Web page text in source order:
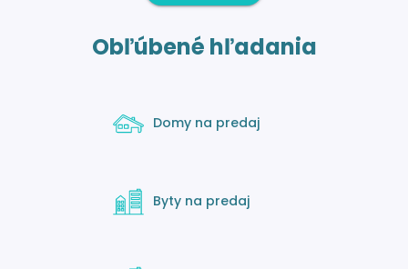
Obľúbené hľadania
Domy na predaj
Byty na predaj